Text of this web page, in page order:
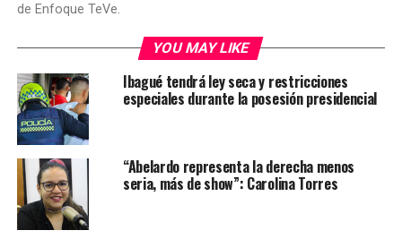
de Enfoque TeVe.
YOU MAY LIKE
Ibagué tendrá ley seca y restricciones
especiales durante la posesión presidencial
“Abelardo representa la derecha menos
seria, más de show”: Carolina Torres